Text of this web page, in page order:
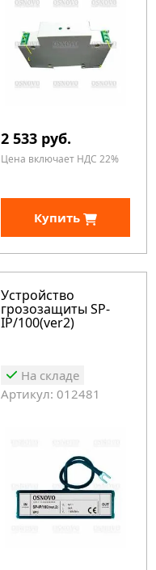
2 533 руб.
Цена включает НДС 22%
Купить
Устройство
грозозащиты SP-
IP/100(ver2)
На складе
Артикул: 012481